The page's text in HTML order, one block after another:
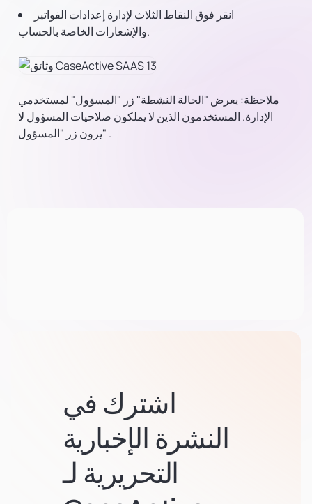
انقر فوق النقاط الثلاث لإدارة إعدادات الفواتير
والإشعارات الخاصة بالحساب.
ملاحظة: يعرض "الحالة النشطة" زر "المسؤول" لمستخدمي
الإدارة. المستخدمون الذين لا يملكون صلاحيات المسؤول لا
يرون زر "المسؤول" .
اشترك في
النشرة الإخبارية
التحريرية لـ